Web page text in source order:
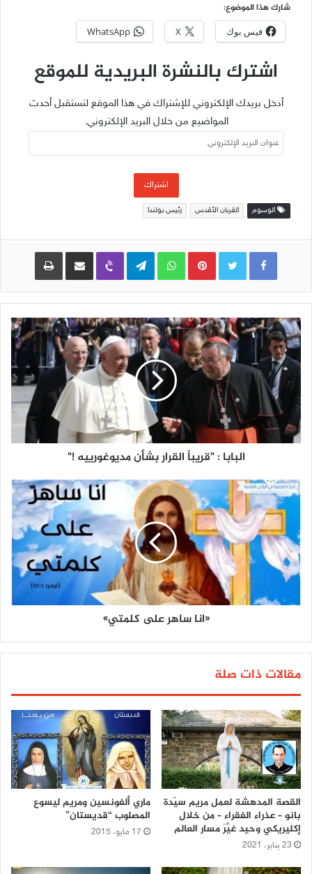
شارك هذا الموضوع:
فيس بوك X
WhatsApp
اشترك بالنشرة البريدية للموقع
أدخل بريدك الإلكتروني للإشتراك في هذا الموقع لتستقبل أحدث
المواضيع من خلال البريد الإلكتروني.
عنوان
البريد
اشتراك
الوسوم القربان الأقدس رئيس بولندا
Pinterest
WhatsApp
Telegram
Viber مشاركة عبر البريد طباعة
البابا : "قريباً القرار بشأن مديوغورييه !"
«انا ساهر على كلمتي»
مقالات ذات صلة
القصة المدهشة لعمل مريم سيّدة
بانو – عذراء الفقراء – من خلال
إكليريكي وحيد غيَّرَ مسار العالم
23 يناير، 2021
ماري ألفونسين ومريم ليسوع
المصلوب “قديستان”
17 مايو، 2015